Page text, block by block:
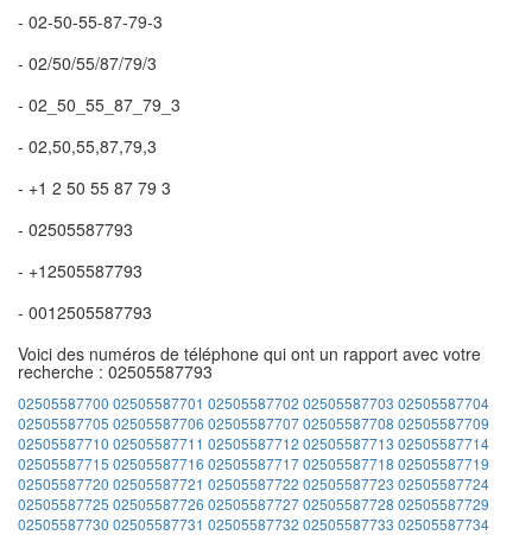
- 02-50-55-87-79-3
- 02/50/55/87/79/3
- 02_50_55_87_79_3
- 02,50,55,87,79,3
- +1 2 50 55 87 79 3
- 02505587793
- +12505587793
- 0012505587793
Voici des numéros de téléphone qui ont un rapport avec votre
recherche : 02505587793
02505587700 02505587701 02505587702 02505587703 02505587704
02505587705 02505587706 0250558770702505587708 02505587709
02505587710 02505587711 02505587712 02505587713 02505587714
02505587715 02505587716 0250558771702505587718 02505587719
02505587720 02505587721 02505587722 02505587723 02505587724
02505587725 02505587726 0250558772702505587728 02505587729
02505587730 02505587731 02505587732 02505587733 02505587734